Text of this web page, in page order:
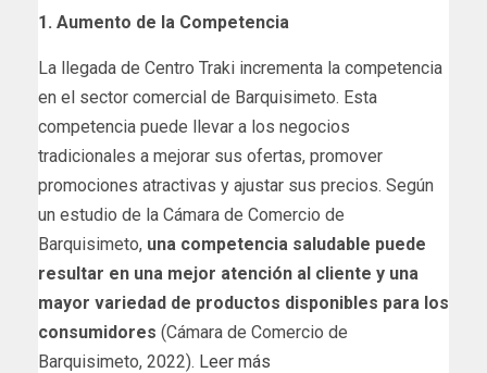
1. Aumento de la Competencia
La llegada de Centro Traki incrementa la competencia
en el sector comercial de Barquisimeto. Esta
competencia puede llevar a los negocios
tradicionales a mejorar sus ofertas, promover
promociones atractivas y ajustar sus precios. Según
un estudio de la Cámara de Comercio de
Barquisimeto, una competencia saludable puede
resultar en una mejor atención al cliente y una
mayor variedad de productos disponibles para los
consumidores (Cámara de Comercio de
Barquisimeto, 2022). Leer más